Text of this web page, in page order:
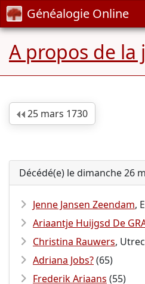
Généalogie Online
A propos de la
25 mars 1730
Décédé(e) le dimanche 26
Jenne Jansen Zeendam,
Ariaantje Huijgsd De
Christina Rauwers,
Adriana Jobs?(65)
Frederik Ariaans (55)